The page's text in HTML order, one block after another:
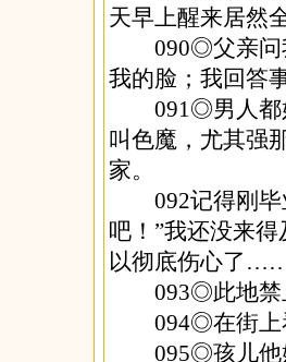
天早上醒来居然
090◎父亲问我
我的脸；我回答
091◎男人都好
叫色魔，尤其强
家。
092记得刚毕
吧！”我还没来
以彻底伤心了
093◎此地禁
094◎在街上看
095◎孩儿他娘